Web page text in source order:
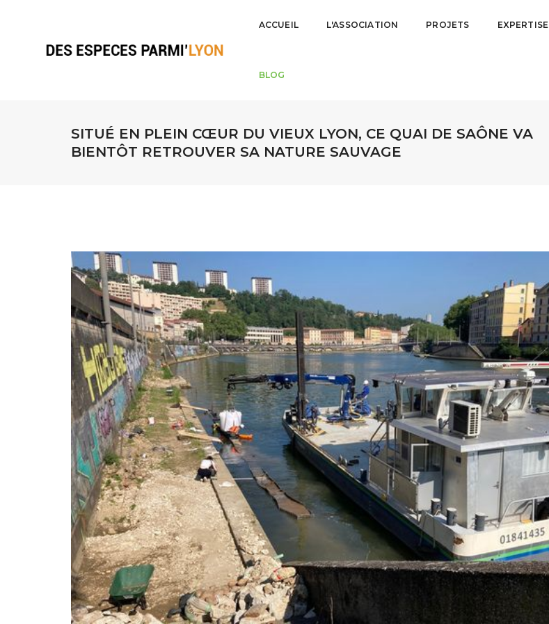
ACCUEIL L'ASSOCIATION PROJETS EXPERTISE
BLOG
SITUÉ EN PLEIN CŒUR DU VIEUX LYON, CE QUAI DE SAÔNE VA
BIENTÔT RETROUVER SA NATURE SAUVAGE